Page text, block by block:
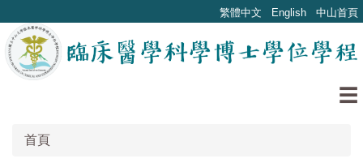
到
主
要
繁體中文 English 中山首頁
☰
首頁